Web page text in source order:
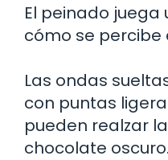
El peinado
cómo se percibe
Las ondas
con puntas
pueden realzar
chocolate oscuro.